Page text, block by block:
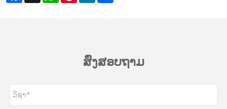
ສົ່ງສອບຖາມ